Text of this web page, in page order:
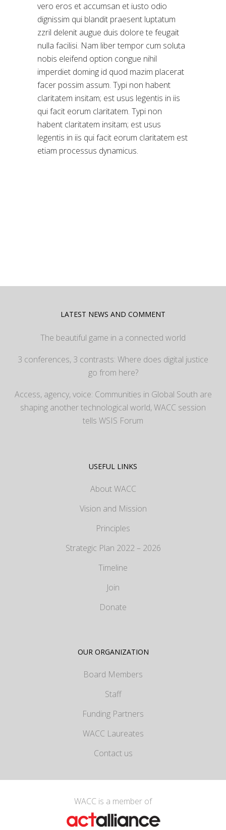
vero eros et accumsan et iusto odio
dignissim qui blandit praesent luptatum
zzril delenit augue duis dolore te feugait
nulla facilisi. Nam liber tempor cum soluta
nobis eleifend option congue nihil
imperdiet doming id quod mazim placerat
facer possim assum. Typi non habent
claritatem insitam; est usus legentis in iis
qui facit eorum claritatem. Typi non
habent claritatem insitam; est usus
legentis in iis qui facit eorum claritatem est
etiam processus dynamicus.
LATEST NEWS AND COMMENT
The beautiful game in a connected world
3 conferences, 3 contrasts: Where does digital justice
go from here?
Access, agency, voice: Communities in Global South are
shaping another technological world, WACC session
tells WSIS Forum
USEFUL LINKS
About WACC
Vision and Mission
Principles
Strategic Plan 2022 – 2026
Timeline
Join
Donate
OUR ORGANIZATION
Board Members
Staff
Funding Partners
WACC Laureates
Contact us
WACC is a member of